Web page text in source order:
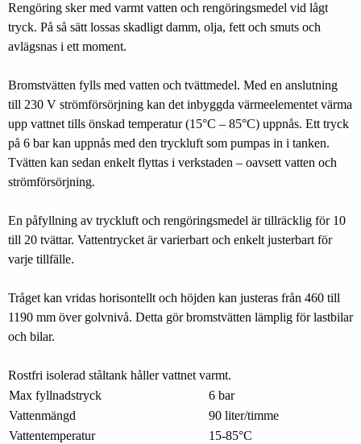
Rengöring sker med varmt vatten och rengöringsmedel vid lågt
tryck. På så sätt lossas skadligt damm, olja, fett och smuts och
avlägsnas i ett moment.
Bromstvätten fylls med vatten och tvättmedel. Med en anslutning
till 230 V strömförsörjning kan det inbyggda värmeelementet värma
upp vattnet tills önskad temperatur (15°C – 85°C) uppnås. Ett tryck
på 6 bar kan uppnås med den tryckluft som pumpas in i tanken.
Tvätten kan sedan enkelt flyttas i verkstaden – oavsett vatten och
strömförsörjning.
En påfyllning av tryckluft och rengöringsmedel är tillräcklig för 10
till 20 tvättar. Vattentrycket är varierbart och enkelt justerbart för
varje tillfälle.
Tråget kan vridas horisontellt och höjden kan justeras från 460 till
1190 mm över golvnivå. Detta gör bromstvätten lämplig för lastbilar
och bilar.
Rostfri isolerad ståltank håller vattnet varmt.
Max fyllnadstryck
6 bar
Vattenmängd
90 liter/timme
Vattentemperatur
15-85°C